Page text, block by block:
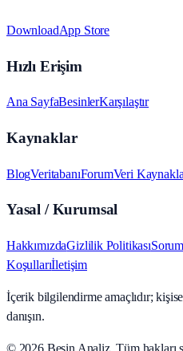
DownloadApp Store
Hızlı Erişim
Ana SayfaBesinlerKarşılaştır
Kaynaklar
BlogVeritabanıForumVeri
Yasal / Kurumsal
HakkımızdaGizlilik Politikası
Koşullarıİletişim
İçerik bilgilendirme amaçlıdır;
danışın.